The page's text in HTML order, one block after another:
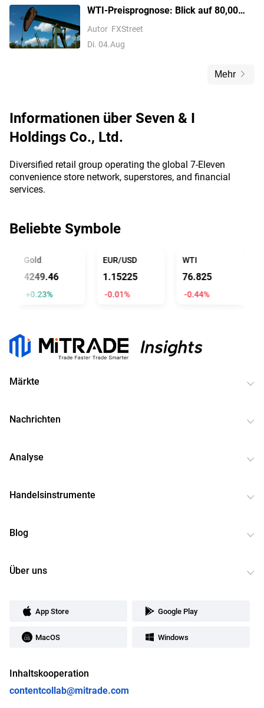
WTI-Preisprognose: Blick auf 80,00
USD angesichts der Spannungen
zwischen den USA und dem Iran und
gemischter technischer Lage
Autor FXStreet
Di. 04.Aug
Mehr
Informationen über Seven & I
Holdings Co., Ltd.
Diversified retail group operating the global 7-Eleven
convenience store network, superstores, and financial
services.
Beliebte Symbole
Gold
4249.46
+0.23%
EUR/USD
1.15225
-0.01%
WTI
76.822
-0.45%
Märkte
Nachrichten
Analyse
Handelsinstrumente
Blog
Über uns
App Store Google Play
MacOS Windows
Inhaltskooperation
contentcollab@mitrade.com